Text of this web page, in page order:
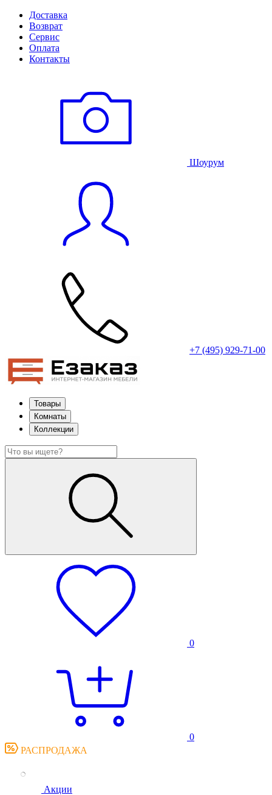
Доставка
Возврат
Сервис
Оплата
Контакты
Шоурум
+7 (495) 929-71-00
Товары
Комнаты
Коллекции
0
0
РАСПРОДАЖА
Акции